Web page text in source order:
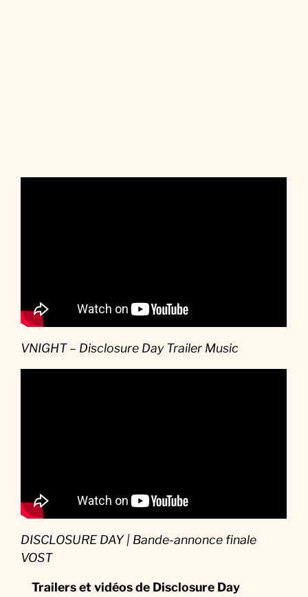
VNIGHT – Disclosure Day Trailer Music
DISCLOSURE DAY | Bande-annonce finale
VOST
Trailers et vidéos de Disclosure Day